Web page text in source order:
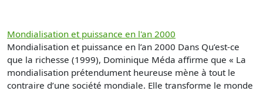
Mondialisation et puissance en l'an 2000
Mondialisation et puissance en l’an 2000 Dans Qu’est-ce
que la richesse (1999), Dominique Méda affirme que « La
mondialisation prétendument heureuse mène à tout le
contraire d’une société mondiale. Elle transforme le monde